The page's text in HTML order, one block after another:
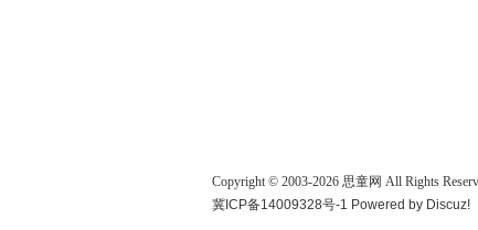
Copyright © 2003-2026 思童网 All Rights
冀ICP备14009328号-1 Powered by Discuz!